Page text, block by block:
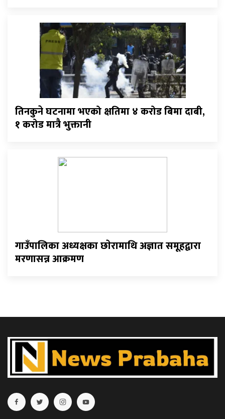
तिनकुने घटनामा भएको क्षतिमा ४ करोड बिमा दाबी,
१ करोड मात्रै भुक्तानी
गाउँपालिका अध्यक्षका छाेरामाथि अज्ञात समूहद्वारा
मरणासन्न आक्रमण